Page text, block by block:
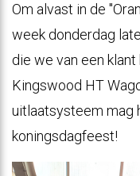
Om alvast in de
week donderdag
die we van een
Kingswood HT
uitlaatsysteem mag
koningsdagfeest!